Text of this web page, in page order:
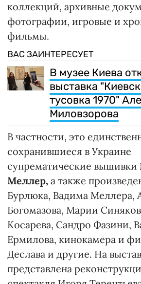
коллекций, архивные
фотографии, игровые и
фильмы.
ВАС ЗАИНТЕРЕСУЕТ
В музее Киева
выставка
тусовка 1970"
Миловзорова
В частности, это
сохранившиеся в Украине
супрематические вышивки
Меллер, а также
Бурлюка, Вадима Меллера,
Богомазова, Марии
Косарева, Сандро Фазини,
Ермилова, кинокамера и
Деслава и другие. На
представлена